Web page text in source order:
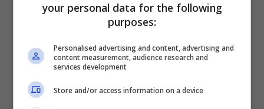
your personal data for the following
purposes:
Personalised advertising and content, advertising and
content measurement, audience research and
services development
Store and/or access information on a device